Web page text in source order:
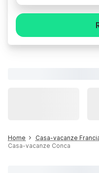
Home Casa-vacanze
Casa-vacanze Conca